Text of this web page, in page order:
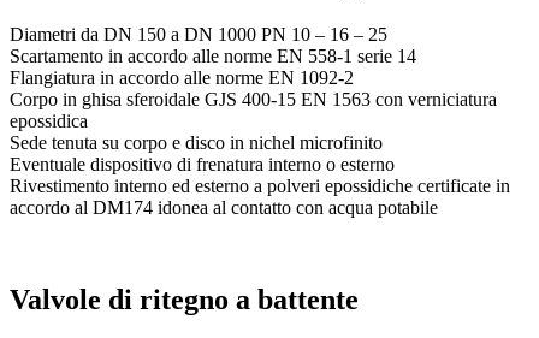
Diametri da DN 150 a DN 1000 PN 10 – 16 – 25
Scartamento in accordo alle norme EN 558-1 serie 14
Flangiatura in accordo alle norme EN 1092-2
Corpo in ghisa sferoidale GJS 400-15 EN 1563 con verniciatura
epossidica
Sede tenuta su corpo e disco in nichel microfinito
Eventuale dispositivo di frenatura interno o esterno
Rivestimento interno ed esterno a polveri epossidiche certificate in
accordo al DM174 idonea al contatto con acqua potabile
Valvole di ritegno a battente